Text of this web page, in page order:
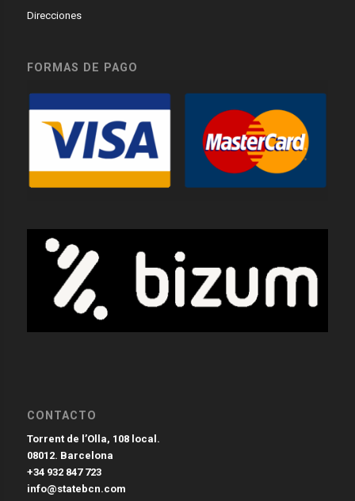
Direcciones
FORMAS DE PAGO
CONTACTO
Torrent de l’Olla, 108 local.
08012. Barcelona
+34 932 847 723
info@statebcn.com